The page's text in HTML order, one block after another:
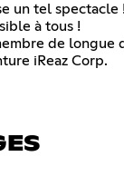
un tel spectacle
à tous !
de
iReaz Corp.